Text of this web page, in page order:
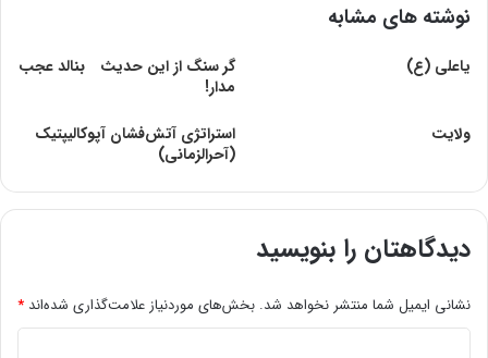
نوشته های مشابه
یاعلى (ع)
گر سنگ از این حدیث بنالد عجب
مدار!
ولایت
استراتژی آتش‌فشان آپوکالیپتیک
(آحرالزمانی)
دیدگاهتان را بنویسید
نشانی ایمیل شما منتشر نخواهد شد. بخش‌های موردنیاز علامت‌گذاری شده‌اند *